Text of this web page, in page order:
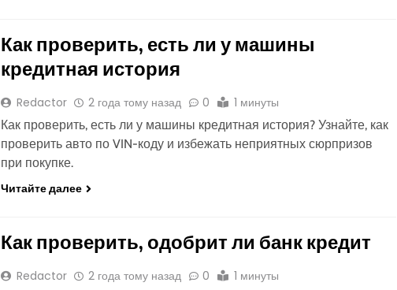
Как проверить, есть ли у машины
кредитная история
Redactor 2 года тому назад 0 1 минуты
Как проверить, есть ли у машины кредитная история? Узнайте, как
проверить авто по VIN-коду и избежать неприятных сюрпризов
при покупке.
Читайте далее
Как проверить, одобрит ли банк кредит
Redactor 2 года тому назад 0 1 минуты